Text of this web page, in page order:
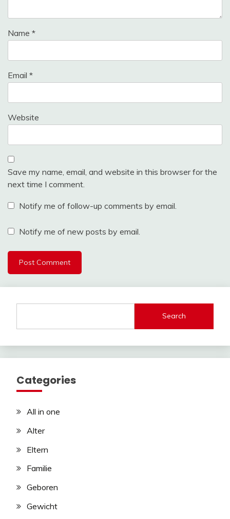
Name *
Email *
Website
Save my name, email, and website in this browser for the
next time I comment.
Notify me of follow-up comments by email.
Notify me of new posts by email.
Search
Categories
All in one
Alter
Eltern
Familie
Geboren
Gewicht